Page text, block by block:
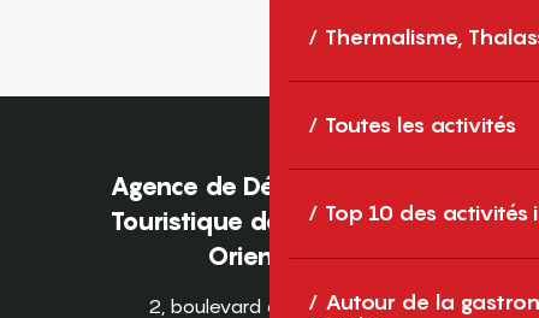
Thermalisme,
Toutes les activités
Top 10 des activités
Autour de la
Agence de Développement
Touristique des Pyrénées-
Orientales
2, boulevard des Pyrénées